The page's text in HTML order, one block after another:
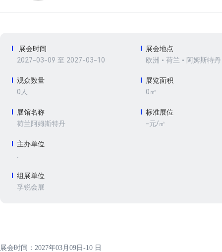
展会时间
2027-03-09 至 2027-03-10
展会地点
欧洲 • 荷兰 • 阿姆斯特丹
观众数量
0人
展览面积
0㎡
展馆名称
荷兰阿姆斯特丹
标准展位
-元/㎡
主办单位
.
组展单位
孚锐会展
展会时间：2027年03月09日-10 日